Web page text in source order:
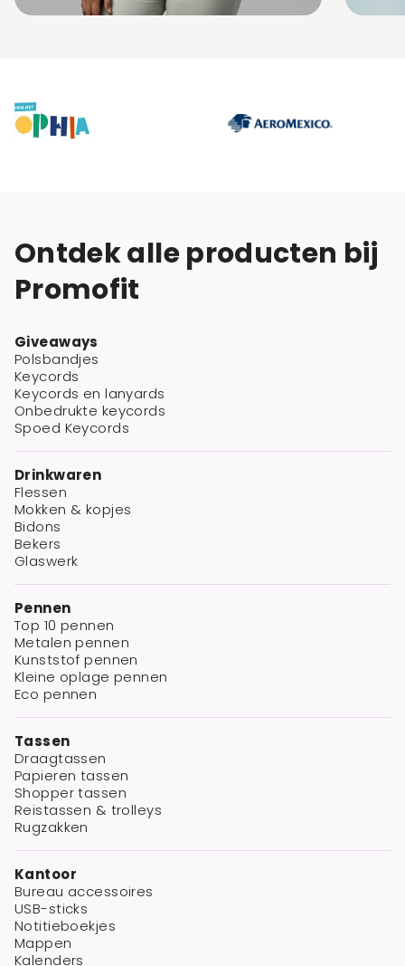
Ontdek alle producten bij
Promofit
Giveaways
Polsbandjes
Keycords
Keycords en lanyards
Onbedrukte keycords
Spoed Keycords
Drinkwaren
Flessen
Mokken & kopjes
Bidons
Bekers
Glaswerk
Pennen
Top 10 pennen
Metalen pennen
Kunststof pennen
Kleine oplage pennen
Eco pennen
Tassen
Draagtassen
Papieren tassen
Shopper tassen
Reistassen & trolleys
Rugzakken
Kantoor
Bureau accessoires
USB-sticks
Notitieboekjes
Mappen
Kalenders